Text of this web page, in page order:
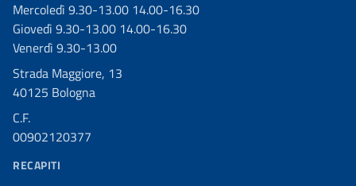
Mercoledì 9.30-13.00 14.00-16.30
Giovedì 9.30-13.00 14.00-16.30
Venerdì 9.30-13.00
Strada Maggiore, 13
40125 Bologna
C.F.
00902120377
RECAPITI